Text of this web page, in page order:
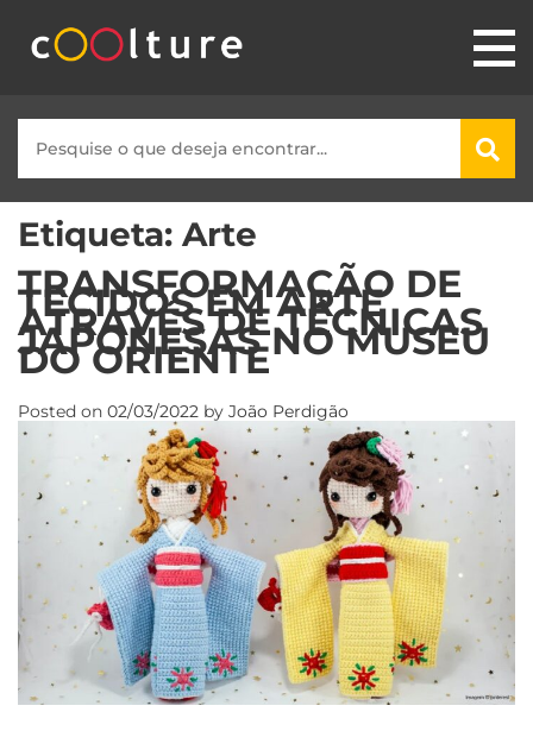
Etiqueta: Arte
TRANSFORMAÇÃO DE
TECIDOS EM ARTE
ATRAVÉS DE TÉCNICAS
JAPONESAS NO MUSEU
DO ORIENTE
Posted on 02/03/2022 by João Perdigão